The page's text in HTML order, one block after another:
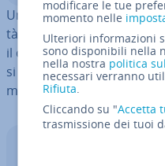
Un single point of failure
tà del sistema sotto
il com­po­nen­te ha un
si guasta. Quali sono i
mi­ni­miz­za­re il rischio che
modificare le tue
momento nelle
Ulteriori informazioni
sono disponibili nella
nella nostra politica
necessari verranno
Rifiuta.
Cliccando su "Accetta
trasmissione dei tuoi